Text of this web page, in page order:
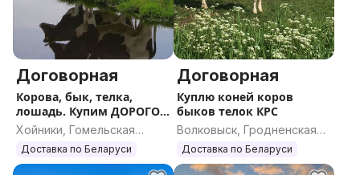
Договорная
Корова, бык, телка,
лошадь. Купим ДОРОГО
КРС
Хойники, Гомельская
область
Доставка по Беларуси
Договорная
Куплю коней коров
быков телок КРС
Волковыск, Гродненская
область
Доставка по Беларуси